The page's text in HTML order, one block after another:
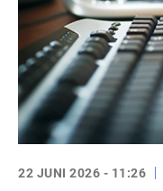
22 JUNI 2026 - 11:26